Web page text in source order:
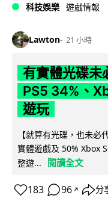
科技娛樂 遊戲情報
Lawton 21 小時
有實體光碟未
PS5 34%、
遊玩
【就算有光碟，也未
實體遊戲及 50% Xbox
整遊...
閱讀全文
183 96 ↗ 分